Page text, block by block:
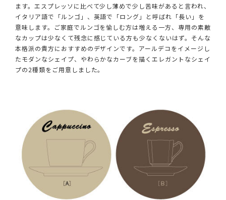
ます。エスプレッソに比べて少し薄めで少し苦味があると言われ、
イタリア語で「ルンゴ」、英語で「ロング」と呼ばれ「長い」を
意味します。ご家庭でルンゴを愉しむ方は増える一方、専用の素敵
なカップは少なくて残念に感じている方も少なくないはず。そんな
本格派の貴方におすすめのデザインです。アールデコをイメージし
たモダンなシェイプ、やわらかなカーブを描くエレガントなシェイ
プの2種類をご用意しました。